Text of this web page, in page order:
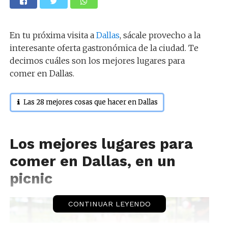
En tu próxima visita a Dallas, sácale provecho a la
interesante oferta gastronómica de la ciudad. Te
decimos cuáles son los mejores lugares para
comer en Dallas.
Las 28 mejores cosas que hacer en Dallas
Los mejores lugares para
comer en Dallas, en un
picnic
CONTINUAR LEYENDO